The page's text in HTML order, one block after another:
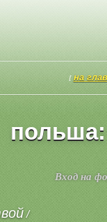
[ на
польша:
Вход на
/